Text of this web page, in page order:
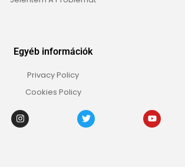
Egyéb információk
Privacy Policy
Cookies Policy